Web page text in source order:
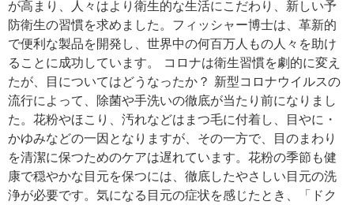
が高まり、人々はより衛生的な生活にこだわり、新しい予
防衛生の習慣を求めました。フィッシャー博士は、革新的
で便利な製品を開発し、世界中の何百万人もの人々を助け
ることに成功しています。 コロナは衛生習慣を劇的に変え
たが、目についてはどうなったか？ 新型コロナウイルスの
流行によって、除菌や手洗いの徹底が当たり前になりまし
た。花粉やほこり、汚れなどはまつ毛に付着し、目やに・
かゆみなどの一因となりますが、その一方で、目のまわり
を清潔に保つためのケアは遅れています。花粉の季節も健
康で穏やかな目元を保つには、徹底したやさしい目元の洗
浄が必要です。気になる目元の症状を感じたとき、「ドク